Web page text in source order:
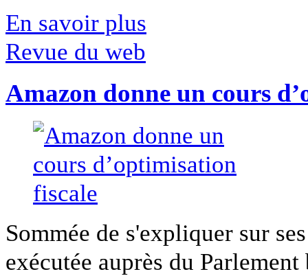
En savoir plus
Revue du web
Amazon donne un cours
Sommée de s'expliquer sur
exécutée auprès du